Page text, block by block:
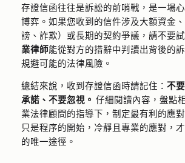
存證信函往往是訴訟的前哨戰，是一場
博弈。如果您收到的信件涉及大額資金
謗、詐欺）或長期的契約爭議，請不要
業律師能從對方的措辭中判讀出背後的
規避可能的法律風險。
總結來說，收到存證信函時請記住： 不
承諾、不要忽視。 仔細閱讀內容，盤點
業法律顧問的指導下，制定最有利的應
只是程序的開始，冷靜且專業的應對，
的唯一途徑。